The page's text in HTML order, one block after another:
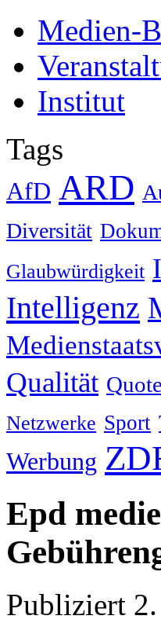
Medien-
Institut
Tags
AfD ARD
Diversität
Glaubwürdigkeit
Intelligenz
Qualität Quote
Netzwerke Sport
Werbung
Epd
Publiziert